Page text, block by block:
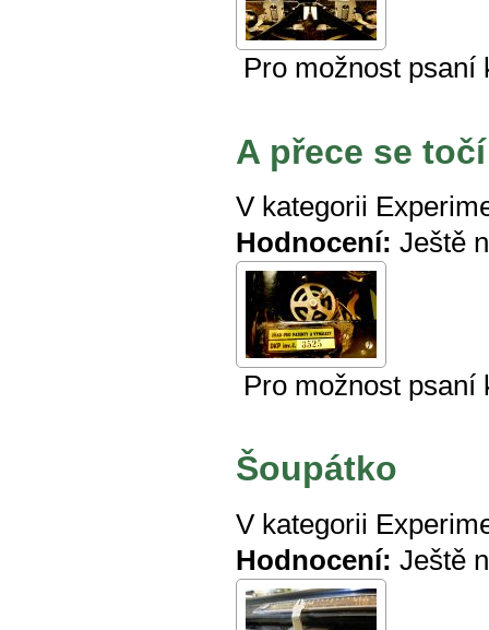
Pro možnost
A přece se
V kategorii
Hodnocení: Ještě
Pro možnost
Šoupátko
V kategorii
Hodnocení: Ještě